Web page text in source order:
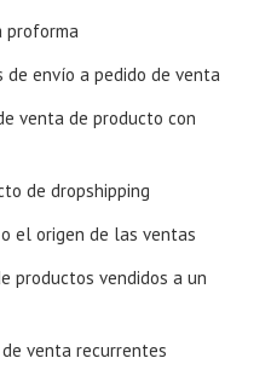
proforma
envío a pedido de venta
venta de producto con
de dropshipping
el origen de las ventas
productos vendidos a un
venta recurrentes